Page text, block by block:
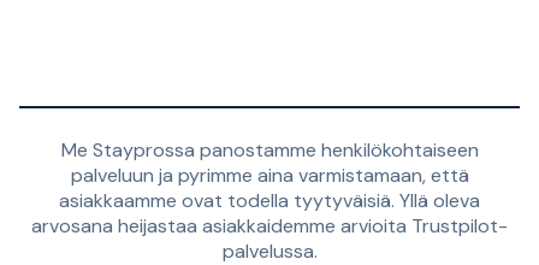
Me Stayprossa panostamme henkilökohtaiseen
palveluun ja pyrimme aina varmistamaan, että
asiakkaamme ovat todella tyytyväisiä. Yllä oleva
arvosana heijastaa asiakkaidemme arvioita Trustpilot-
palvelussa.